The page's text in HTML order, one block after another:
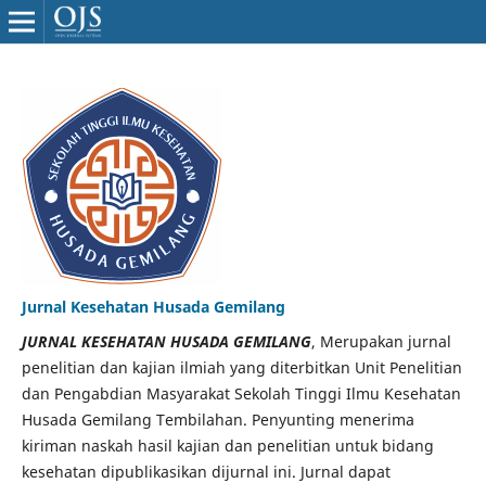
Jurnal Kesehatan Husada Gemilang
JURNAL KESEHATAN HUSADA GEMILANG, Merupakan jurnal
penelitian dan kajian ilmiah yang diterbitkan Unit Penelitian
dan Pengabdian Masyarakat Sekolah Tinggi Ilmu Kesehatan
Husada Gemilang Tembilahan. Penyunting menerima
kiriman naskah hasil kajian dan penelitian untuk bidang
kesehatan dipublikasikan dijurnal ini. Jurnal dapat